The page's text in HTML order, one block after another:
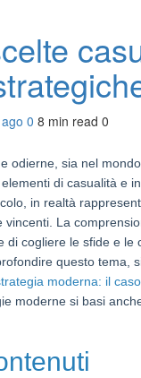
0 8 min read 0
odierne, sia nel
di casualità e
in realtà
vincenti. La
di cogliere le sfide e
questo tema,
moderna: il
moderne si basi